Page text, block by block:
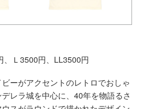
Ｌ3500円、LL3500円
ーがアクセントのレトロでおしゃ
レラ城を中心に、40年を物語るさ